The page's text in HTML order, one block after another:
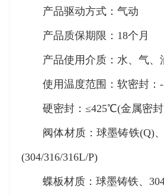
产品驱动方式：气动
产品质保期限：18个月
产品使用介质：水、气、
使用温度范围：软密封：
硬密封：≤425℃(金属密
阀体材质：球墨铸铁(Q)、
(304/316/316L/P)
蝶板材质：球墨铸铁、